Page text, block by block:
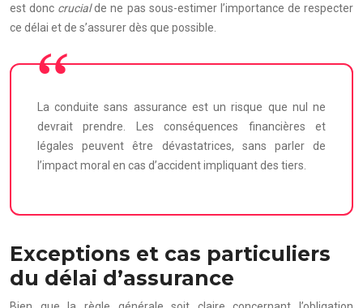
est donc crucialde ne pas sous-estimer l’importance de respecter
ce délai et de s’assurer dès que possible.
La conduite sans assurance est un risque que nul ne
devrait prendre. Les conséquences financières et
légales peuvent être dévastatrices, sans parler de
l’impact moral en cas d’accident impliquant des tiers.
Exceptions et cas particuliers
du délai d’assurance